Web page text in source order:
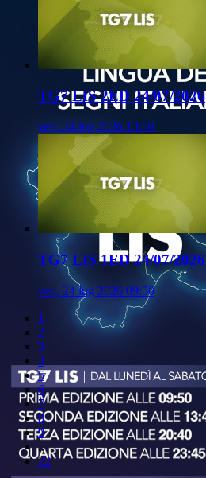
TG7 LIS 2ED 24/07/2026
ven, 24 lug 2026 13:50
TG7 LIS 1ED 24/07/2026
ven, 24 lug 2026 09:50
1
2
3
4
5
6
7
8
9
..
22